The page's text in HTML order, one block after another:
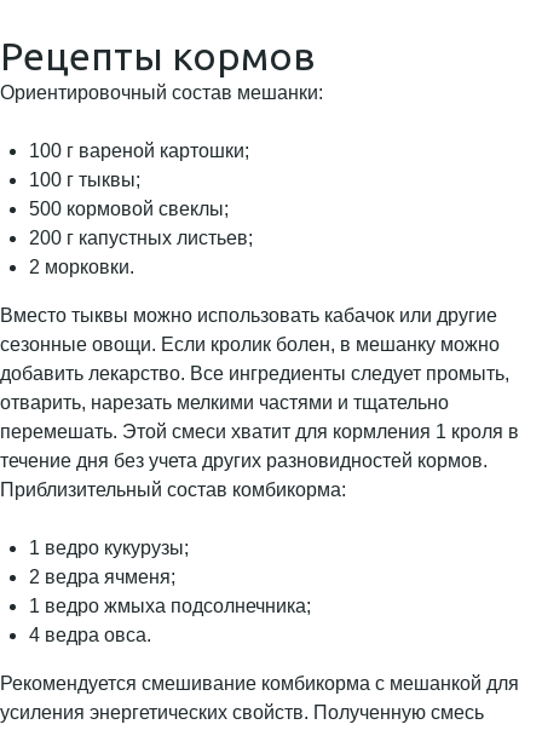
Рецепты кормов
Ориентировочный состав мешанки:
100 г вареной картошки;
100 г тыквы;
500 кормовой свеклы;
200 г капустных листьев;
2 морковки.
Вместо тыквы можно использовать кабачок или другие
сезонные овощи. Если кролик болен, в мешанку можно
добавить лекарство. Все ингредиенты следует промыть,
отварить, нарезать мелкими частями и тщательно
перемешать. Этой смеси хватит для кормления 1 кроля в
течение дня без учета других разновидностей кормов.
Приблизительный состав комбикорма:
1 ведро кукурузы;
2 ведра ячменя;
1 ведро жмыха подсолнечника;
4 ведра овса.
Рекомендуется смешивание комбикорма с мешанкой для
усиления энергетических свойств. Полученную смесь